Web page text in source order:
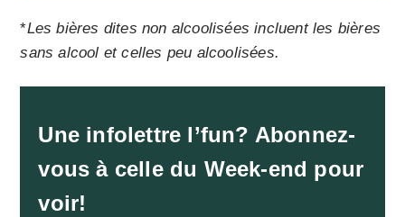
*Les bières dites non alcoolisées incluent les bières
sans alcool et celles peu alcoolisées.
Une infolettre l’fun? Abonnez-
vous à celle du Week-end pour
voir!